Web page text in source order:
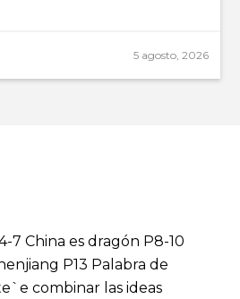
5 agosto, 2026
7 China es dragón P8-10
P13 Palabra de
combinar las ideas